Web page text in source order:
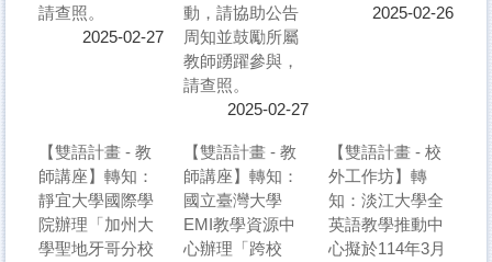
請查照。
2025-02-27
動，請協助公告
周知並鼓勵所屬
教師踴躍參與，
請查照。
2025-02-27
2025-02-26
【雙語計畫 - 教
師講座】轉知：
靜宜大學國際學
院辦理「加州大
學聖地牙哥分校
【雙語計畫 - 教
師講座】轉知：
國立臺灣大學
EMI教學資源中
心辦理「跨校
【雙語計畫 - 校
外工作坊】轉
知：淡江大學全
英語教學推動中
心擬於114年3月